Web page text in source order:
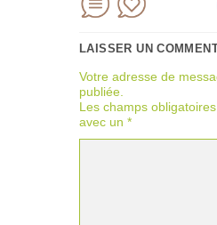
LAISSER UN
Votre adresse de
publiée.
Les champs
avec un *